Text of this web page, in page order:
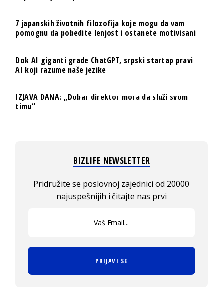
7 japanskih životnih filozofija koje mogu da vam
pomognu da pobedite lenjost i ostanete motivisani
Dok AI giganti grade ChatGPT, srpski startap pravi
AI koji razume naše jezike
IZJAVA DANA: „Dobar direktor mora da služi svom
timu“
BIZLIFE NEWSLETTER
Pridružite se poslovnoj zajednici od 20000
najuspešnijih i čitajte nas prvi
PRIJAVI SE